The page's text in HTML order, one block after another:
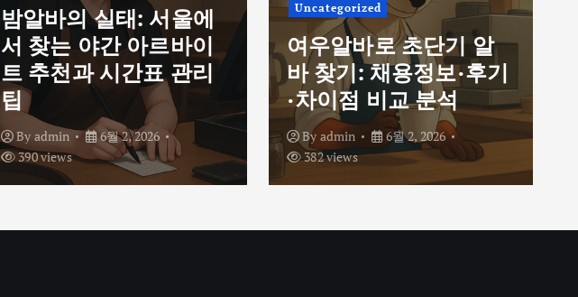
밤알바의 실태: 서울에
서 찾는 야간 아르바이
트 추천과 시간표 관리
팁
By admin
6월 2, 2026
390 views
Uncategorized
여우알바로 초단기 알
바 찾기: 채용정보·후기
·차이점 비교 분석
By admin
6월 2, 2026
382 views